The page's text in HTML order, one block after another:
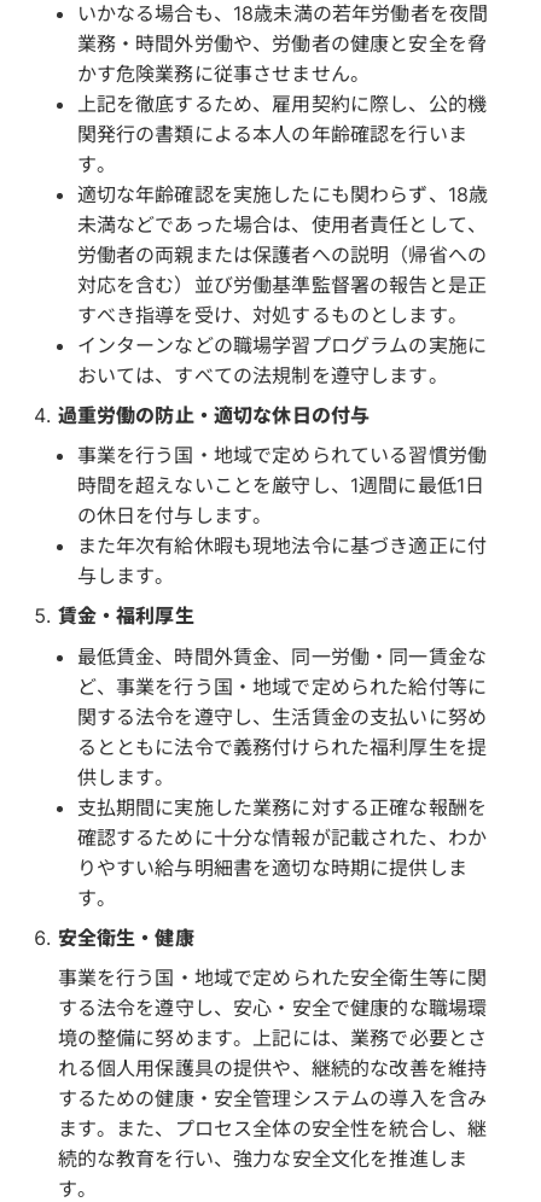
いかなる場合も、18歳未満の若年労働者を夜間
業務・時間外労働や、労働者の健康と安全を脅
かす危険業務に従事させません。
上記を徹底するため、雇用契約に際し、公的機
関発行の書類による本人の年齢確認を行いま
す。
適切な年齢確認を実施したにも関わらず、18歳
未満などであった場合は、使用者責任として、
労働者の両親または保護者への説明（帰省への
対応を含む）並び労働基準監督署の報告と是正
すべき指導を受け、対処するものとします。
インターンなどの職場学習プログラムの実施に
おいては、すべての法規制を遵守します。
過重労働の防止・適切な休日の付与
事業を行う国・地域で定められている習慣労働
時間を超えないことを厳守し、1週間に最低1日
の休日を付与します。
また年次有給休暇も現地法令に基づき適正に付
与します。
賃金・福利厚生
最低賃金、時間外賃金、同一労働・同一賃金な
ど、事業を行う国・地域で定められた給付等に
関する法令を遵守し、生活賃金の支払いに努め
るとともに法令で義務付けられた福利厚生を提
供します。
支払期間に実施した業務に対する正確な報酬を
確認するために十分な情報が記載された、わか
りやすい給与明細書を適切な時期に提供しま
す。
安全衛生・健康
事業を行う国・地域で定められた安全衛生等に関
する法令を遵守し、安心・安全で健康的な職場環
境の整備に努めます。上記には、業務で必要とさ
れる個人用保護具の提供や、継続的な改善を維持
するための健康・安全管理システムの導入を含み
ます。また、プロセス全体の安全性を統合し、継
続的な教育を行い、強力な安全文化を推進しま
す。